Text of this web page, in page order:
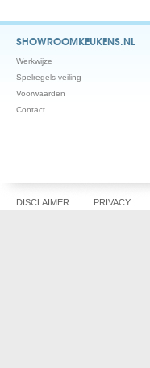
SHOWROOMKEUKENS.NL
Werkwijze
Spelregels veiling
Voorwaarden
Contact
DISCLAIMER PRIVACY